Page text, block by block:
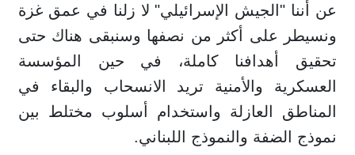
عن أننا "الجيش الإسرائيلي" لا زلنا في عمق غزة
ونسيطر على أكثر من نصفها وسنبقى هناك حتى
تحقيق أهدافنا كاملة، في حين المؤسسة
العسكرية والأمنية تريد الانسحاب والبقاء في
المناطق العازلة واستخدام أسلوب مختلط بين
نموذج الضفة والنموذج اللبناني.